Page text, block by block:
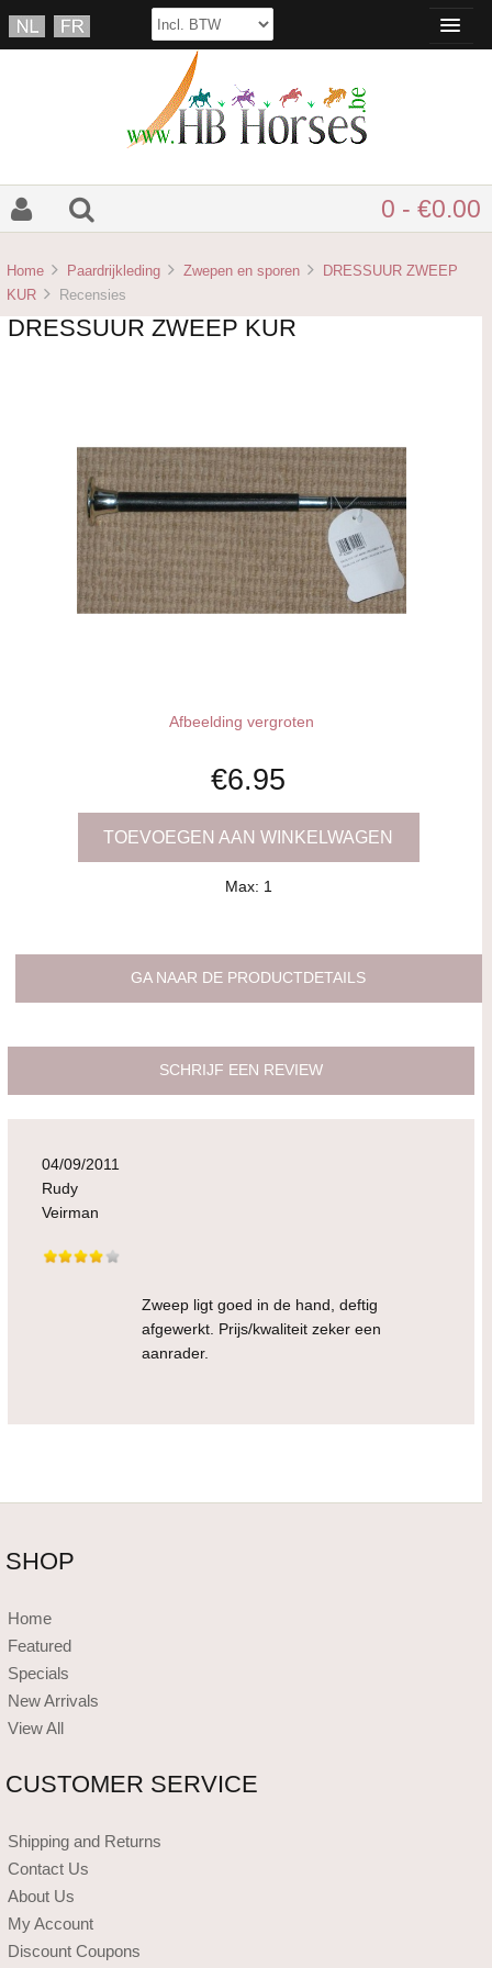
0 - €0.00
Home Paardrijkleding Zwepen en sporen
DRESSUUR ZWEEP
KUR
Recensies
DRESSUUR ZWEEP KUR
Afbeelding vergroten
€6.95
TOEVOEGEN AAN WINKELWAGEN
Max: 1
GA NAAR DE PRODUCTDETAILS
SCHRIJF EEN REVIEW
04/09/2011
Rudy
Veirman
Zweep ligt goed in de hand, deftig
afgewerkt. Prijs/kwaliteit zeker een
aanrader.
SHOP
Home
Featured
Specials
New Arrivals
View All
CUSTOMER SERVICE
Shipping and Returns
Contact Us
About Us
My Account
Discount Coupons